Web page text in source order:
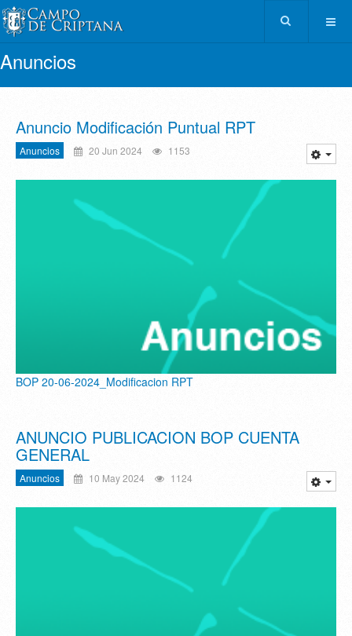
Anuncios
Anuncio Modificación Puntual RPT
Anuncios 20 Jun 2024 1153
BOP 20-06-2024_Modificacion RPT
ANUNCIO PUBLICACION BOP CUENTA
GENERAL
Anuncios 10 May 2024 1124